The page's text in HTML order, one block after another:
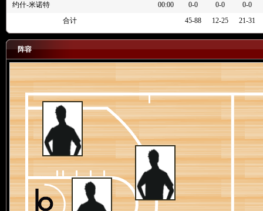
4节 04:00
4节 04:00
[特伦斯-曼恩] 封盖 [科林-塞克斯顿] 的2英尺快攻上篮
4节 04:16
4节 04:32
[伊萨克-奥科罗] 2分命中 ([安芬尼-西蒙斯] 助攻)
4节 04:51
[公牛] 球队防守篮板
4节 04:51
[特伦斯-曼恩] 抛投不进
4节 05:07
[马塔斯-布泽利斯] 罚球 2投2中
4节 05:07
[公牛] 球队进攻篮板
4节 05:07
[马塔斯-布泽利斯] 罚球两罚中一
4节 05:07
[丹尼-沃尔夫] 个人犯规
4节 05:19
[特伦斯-曼恩] 24英尺处跳投命中 ([丹尼-沃尔夫] 助攻)
4节 05:23
[安芬尼-西蒙斯] 传球失误 ([丹尼-沃尔夫] 抢断)
4节 05:28
[尼克-理查兹] 抢到防守篮板
约什-米诺特
00:00 0-0 0-0
0-0
合计
45-88 12-25 21-31
阵容